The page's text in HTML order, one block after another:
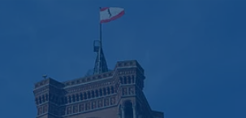
Zuständigkeitskatalog online